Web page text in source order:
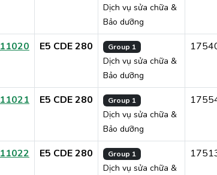
Dịch vụ sửa chữa &
Bảo dưỡng
11020 E5 CDE 280 Group 1
Dịch vụ sửa chữa &
Bảo dưỡng
11021 E5 CDE 280 Group 1
Dịch vụ sửa chữa &
Bảo dưỡng
11022 E5 CDE 280 Group 1
Dịch vụ sửa chữa &